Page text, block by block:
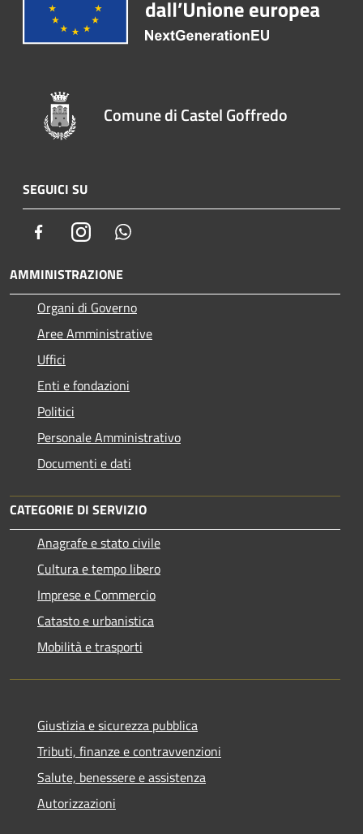
Comune di Castel Goffredo
SEGUICI SU
FacebookInstagram
AMMINISTRAZIONE
Organi di Governo
Aree Amministrative
Uffici
Enti e fondazioni
Politici
Personale Amministrativo
Documenti e dati
CATEGORIE DI SERVIZIO
Anagrafe e stato civile
Cultura e tempo libero
Imprese e Commercio
Catasto e urbanistica
Mobilità e trasporti
Giustizia e sicurezza pubblica
Tributi, finanze e contravvenzioni
Salute, benessere e assistenza
Autorizzazioni